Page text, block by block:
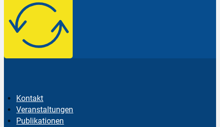
Kontakt
Veranstaltungen
Publikationen